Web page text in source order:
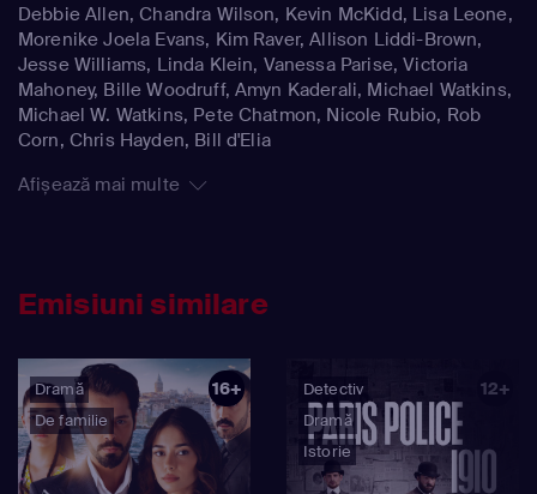
Debbie Allen, Chandra Wilson, Kevin McKidd, Lisa Leone,
Morenike Joela Evans, Kim Raver, Allison Liddi-Brown,
Jesse Williams, Linda Klein, Vanessa Parise, Victoria
Mahoney, Bille Woodruff, Amyn Kaderali, Michael Watkins,
Michael W. Watkins, Pete Chatmon, Nicole Rubio, Rob
Corn, Chris Hayden, Bill d'Elia
Afișează mai multe
Emisiuni similare
Dramă
De familie
16+
Detectiv
Dramă
Istorie
12+